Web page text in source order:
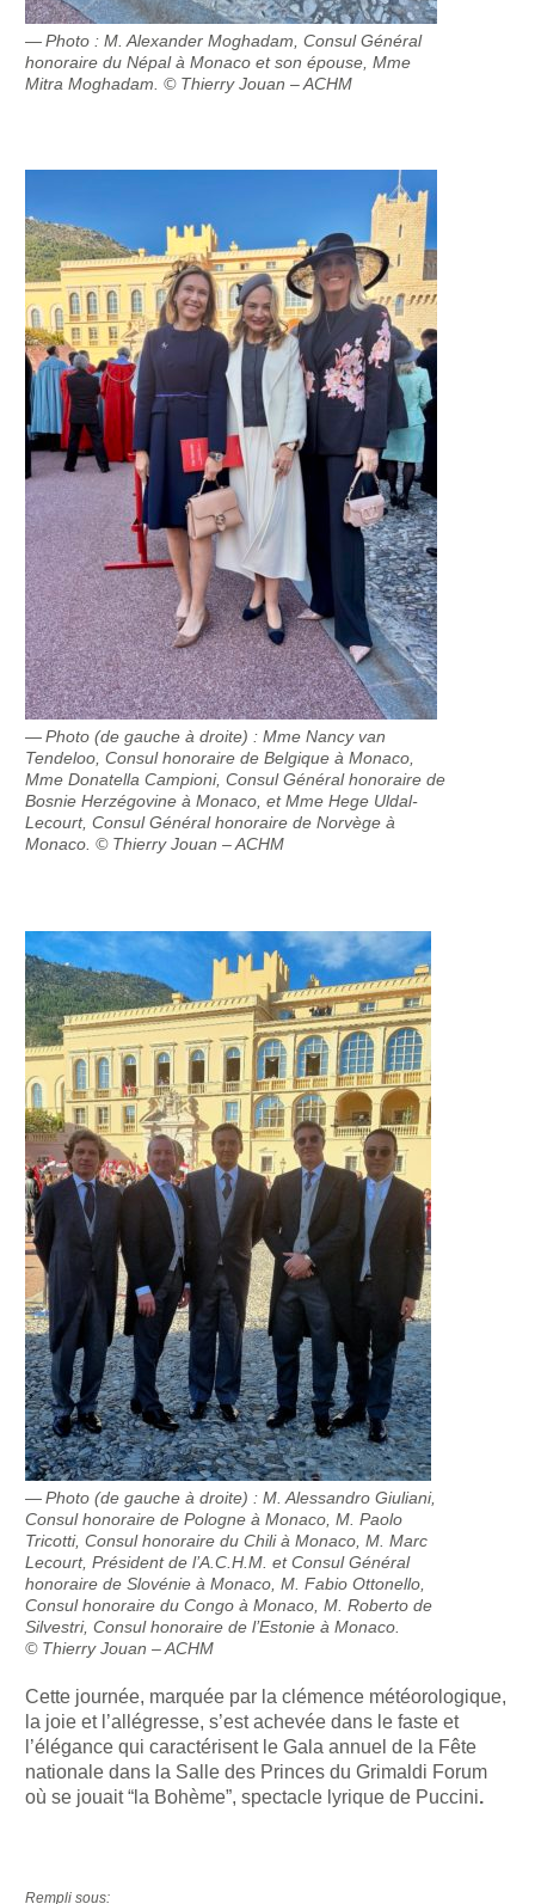
Photo : M. Alexander Moghadam, Consul Général
honoraire du Népal à Monaco et son épouse, Mme
Mitra Moghadam. © Thierry Jouan – ACHM
Photo (de gauche à droite) : Mme Nancy van
Tendeloo, Consul honoraire de Belgique à Monaco,
Mme Donatella Campioni, Consul Général honoraire de
Bosnie Herzégovine à Monaco, et Mme Hege Uldal-
Lecourt, Consul Général honoraire de Norvège à
Monaco. © Thierry Jouan – ACHM
Photo (de gauche à droite) : M. Alessandro Giuliani,
Consul honoraire de Pologne à Monaco, M. Paolo
Tricotti, Consul honoraire du Chili à Monaco, M. Marc
Lecourt, Président de l’A.C.H.M. et Consul Général
honoraire de Slovénie à Monaco, M. Fabio Ottonello,
Consul honoraire du Congo à Monaco, M. Roberto de
Silvestri, Consul honoraire de l’Estonie à Monaco.
© Thierry Jouan – ACHM
Cette journée, marquée par la clémence météorologique,
la joie et l’allégresse, s’est achevée dans le faste et
l’élégance qui caractérisent le Gala annuel de la Fête
nationale dans la Salle des Princes du Grimaldi Forum
où se jouait “la Bohème”, spectacle lyrique de Puccini.
Rempli sous: